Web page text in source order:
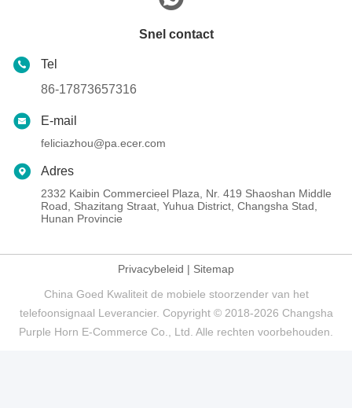
Snel contact
Tel
86-17873657316
E-mail
feliciazhou@pa.ecer.com
Adres
2332 Kaibin Commercieel Plaza, Nr. 419 Shaoshan Middle
Road, Shazitang Straat, Yuhua District, Changsha Stad,
Hunan Provincie
Privacybeleid | Sitemap
China Goed Kwaliteit de mobiele stoorzender van het
telefoonsignaal Leverancier. Copyright © 2018-2026 Changsha
Purple Horn E-Commerce Co., Ltd. Alle rechten voorbehouden.